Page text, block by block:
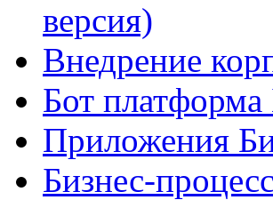
версия)
Внедрение
Бот платформа
Приложения
Бизнес-